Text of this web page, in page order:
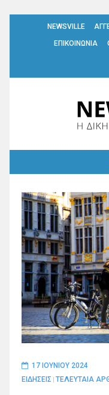
NEWSVILLE
ΕΠΙΚΟΙΝΩΝΙΑ
17 ΙΟΥΝΊΟΥ 2024
ΕΙΔΗΣΕΙΣ ΤΕΛΕΥΤΑΙΑ